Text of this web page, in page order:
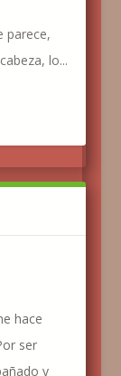
parece,
lo...
hace
ser
y